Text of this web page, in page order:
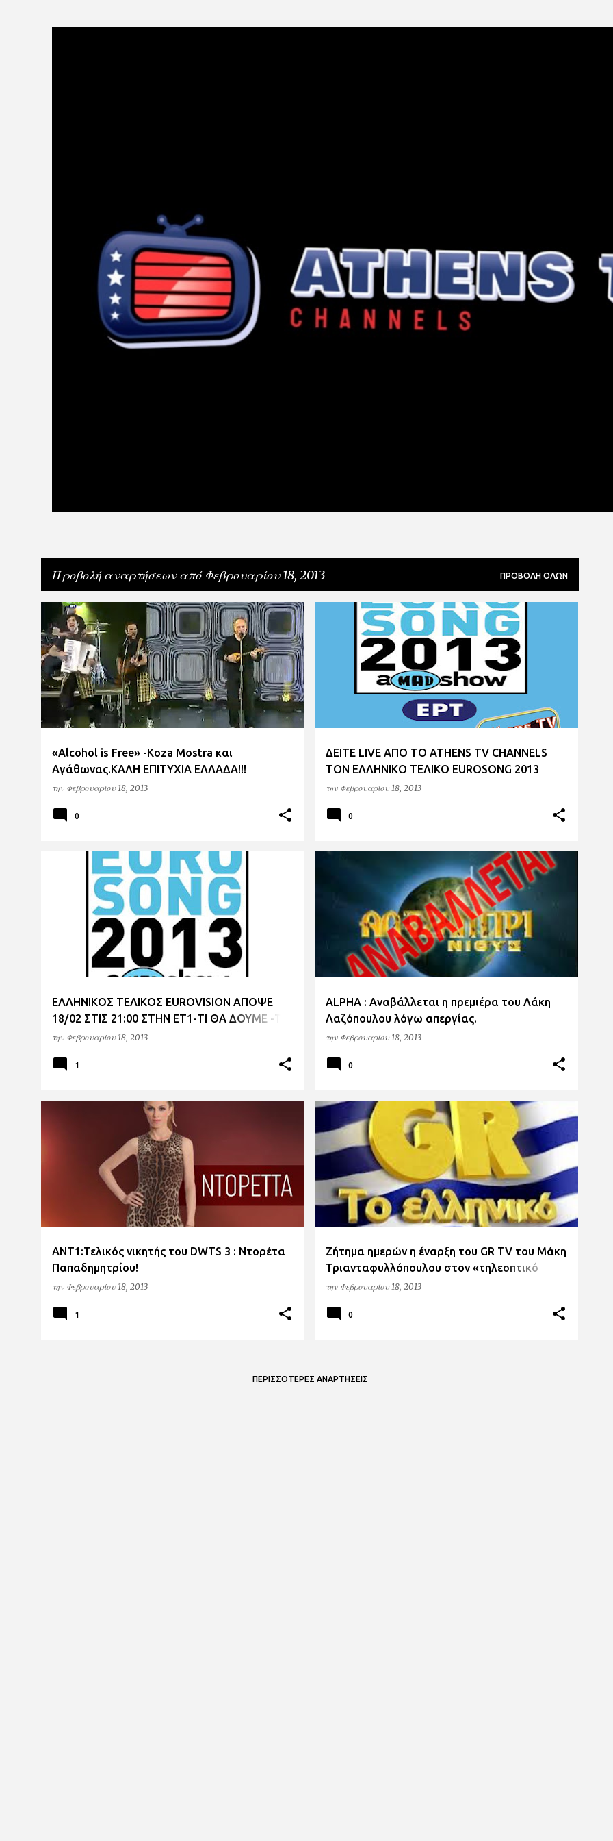
Προβολή αναρτήσεων από Φεβρουαρίου 18, 2013 ΠΡΟΒΟΛΉ ΌΛΩΝ
Α
ν
α
ρ
τ
ή
«Alcohol is Free» -Koza Mostra και
Αγάθωνας.KAΛΗ ΕΠΙΤΥΧΙΑ ΕΛΛΑΔΑ!!!
την Φεβρουαρίου 18, 2013
ERT ET1 EUROVISION
0
ΔΕΙΤΕ LIVE ΑΠΟ ΤΟ ATHENS TV CHANNELS
TON EΛΛΗΝΙΚΟ ΤΕΛΙΚΟ ΕUROSONG 2013
την Φεβρουαρίου 18, 2013
ET1 EUROVISION MAD
0
ΕΛΛΗΝΙΚΟΣ ΤΕΛΙΚΟΣ EUROVISION ΑΠΟΨΕ
18/02 ΣΤΙΣ 21:00 ΣΤΗΝ ΕΤ1-ΤΙ ΘΑ ΔΟΥΜΕ -ΤΑ
ΜΕΛΗ ΤΗΣ ΕΠΙΤΡΟΠΗΣ - ΨΗΦΟΣ ΔΩΡΕΑΝ -
την Φεβρουαρίου 18, 2013
ET1 EUROVISION MAD
1
ALPHA : Αναβάλλεται η πρεμιέρα του Λάκη
Λαζόπουλου λόγω απεργίας.
την Φεβρουαρίου 18, 2013
0
ΑΝΤ1:Τελικός νικητής του DWTS 3 : Ντορέτα
Παπαδημητρίου!
την Φεβρουαρίου 18, 2013
1
Ζήτημα ημερών η έναρξη του GR TV του Μάκη
Τριανταφυλλόπουλου στον «τηλεοπτικό
αέρα»
την Φεβρουαρίου 18, 2013
GR TV
0
ΠΕΡΙΣΣΌΤΕΡΕΣ ΑΝΑΡΤΉΣΕΙΣ